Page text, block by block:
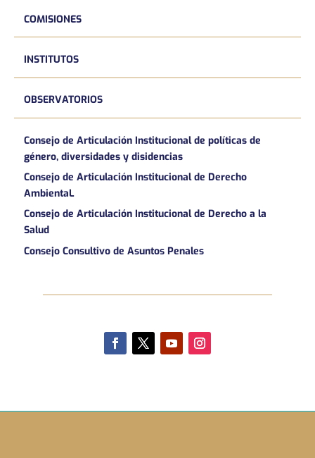
COMISIONES
INSTITUTOS
OBSERVATORIOS
Consejo de Articulación Institucional de políticas de
género, diversidades y disidencias
Consejo de Articulación Institucional de Derecho
AmbientaL
Consejo de Articulación Institucional de Derecho a la
Salud
Consejo Consultivo de Asuntos Penales